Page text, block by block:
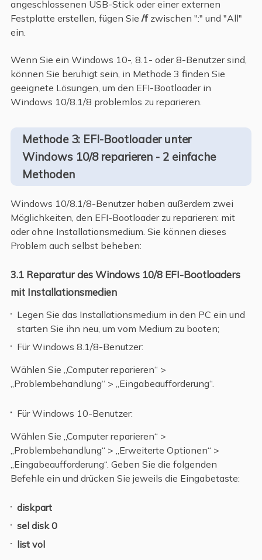
angeschlossenen USB-Stick oder einer externen
Festplatte erstellen, fügen Sie/fzwischen ":" und "All"
ein.
Wenn Sie ein Windows 10-, 8.1- oder 8-Benutzer sind,
können Sie beruhigt sein, in Methode 3 finden Sie
geeignete Lösungen, um den EFI-Bootloader in
Windows 10/8.1/8 problemlos zu reparieren.
Methode 3: EFI-Bootloader unter
Windows 10/8 reparieren - 2 einfache
Methoden
Windows 10/8.1/8-Benutzer haben außerdem zwei
Möglichkeiten, den EFI-Bootloader zu reparieren: mit
oder ohne Installationsmedium. Sie können dieses
Problem auch selbst beheben:
3.1 Reparatur des Windows 10/8 EFI-Bootloaders
mit Installationsmedien
Legen Sie das Installationsmedium in den PC ein und
starten Sie ihn neu, um vom Medium zu booten;
Für Windows 8.1/8-Benutzer:
Wählen Sie „Computer reparieren“ >
„Problembehandlung“ > „Eingabeaufforderung“.
Für Windows 10-Benutzer:
Wählen Sie „Computer reparieren“ >
„Problembehandlung“ > „Erweiterte Optionen“ >
„Eingabeaufforderung“. Geben Sie die folgenden
Befehle ein und drücken Sie jeweils die Eingabetaste:
diskpart
sel disk 0
list vol